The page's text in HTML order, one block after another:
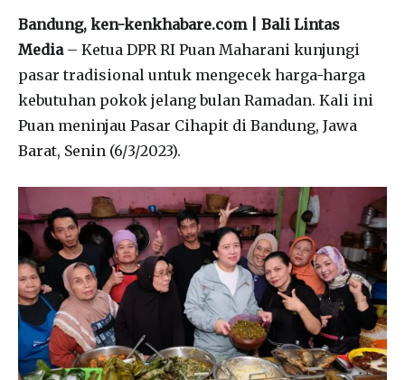
Bandung, ken-kenkhabare.com | Bali Lintas
Media – Ketua DPR RI Puan Maharani kunjungi
pasar tradisional untuk mengecek harga-harga
kebutuhan pokok jelang bulan Ramadan. Kali ini
Puan meninjau Pasar Cihapit di Bandung, Jawa
Barat, Senin (6/3/2023).